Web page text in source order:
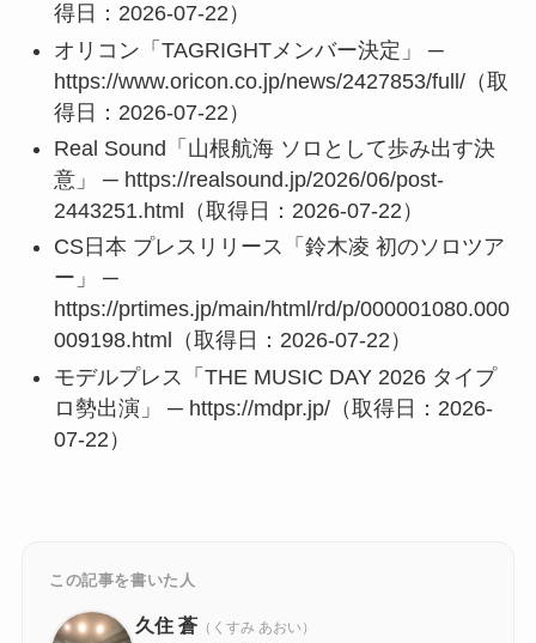
得日：2026-07-22）
オリコン「TAGRIGHTメンバー決定」 ─
https://www.oricon.co.jp/news/2427853/full/（取
得日：2026-07-22）
Real Sound「山根航海 ソロとして歩み出す決
意」 ─ https://realsound.jp/2026/06/post-
2443251.html（取得日：2026-07-22）
CS日本 プレスリリース「鈴木凌 初のソロツア
ー」 ─
https://prtimes.jp/main/html/rd/p/000001080.000
009198.html（取得日：2026-07-22）
モデルプレス「THE MUSIC DAY 2026 タイプ
ロ勢出演」 ─ https://mdpr.jp/（取得日：2026-
07-22）
この記事を書いた人
久住 蒼（くすみ あおい）